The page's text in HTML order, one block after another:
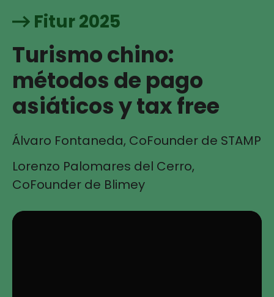
Fitur 2025
Turismo chino:
métodos de pago
asiáticos y tax free
Álvaro Fontaneda, CoFounder de STAMP
Lorenzo Palomares del Cerro,
CoFounder de Blimey